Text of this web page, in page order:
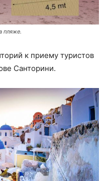
пляже.
к приему туристов
Санторини.